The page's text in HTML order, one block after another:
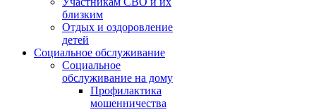
близким
Отдых и оздоровление
детей
Социальное обслуживание
Социальное
обслуживание на дому
Профилактика
мошенничества